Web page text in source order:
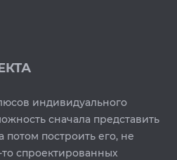
индивидуального
сначала представить
построить его, не
спроектированных